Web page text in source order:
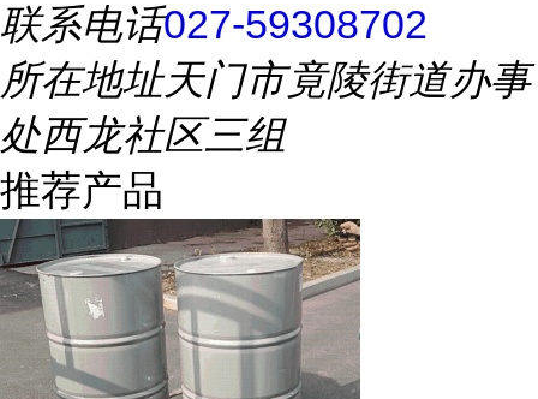
联系电话027-59308702
所在地址天门市竟陵街道办事
处西龙社区三组
推荐产品